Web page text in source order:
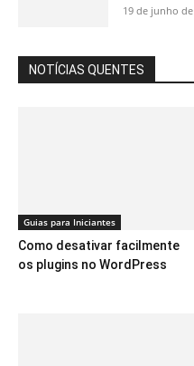
19 de junho
NOTÍCIAS QUENTES
Guias para Iniciantes
Como desativar facilmente
os plugins no WordPress